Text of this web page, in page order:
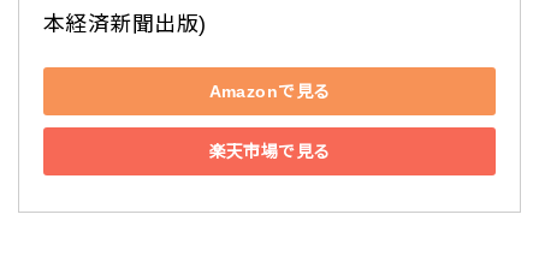
本経済新聞出版)
Amazonで見る
楽天市場で見る